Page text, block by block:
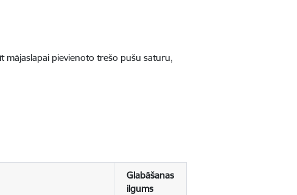
mājaslapai pievienoto trešo pušu saturu,
Glabāšanas
ilgums